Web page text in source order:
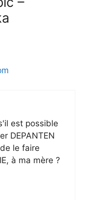
est possible
DEPANTEN
le faire
à ma mère ?